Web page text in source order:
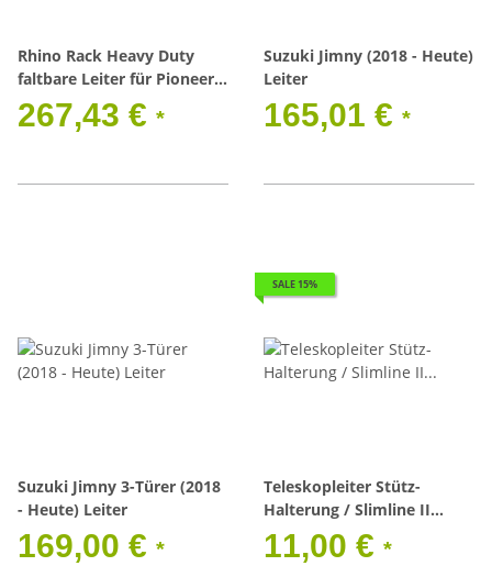
Rhino Rack Heavy Duty
faltbare Leiter für Pioneer
Dachträger
267,43 € *
Suzuki Jimny (2018 - Heute)
Leiter
165,01 € *
Suzuki Jimny 3-Türer (2018
- Heute) Leiter
169,00 € *
SALE 15%
Teleskopleiter Stütz-
Halterung / Slimline II
Dachträger
11,00 € *